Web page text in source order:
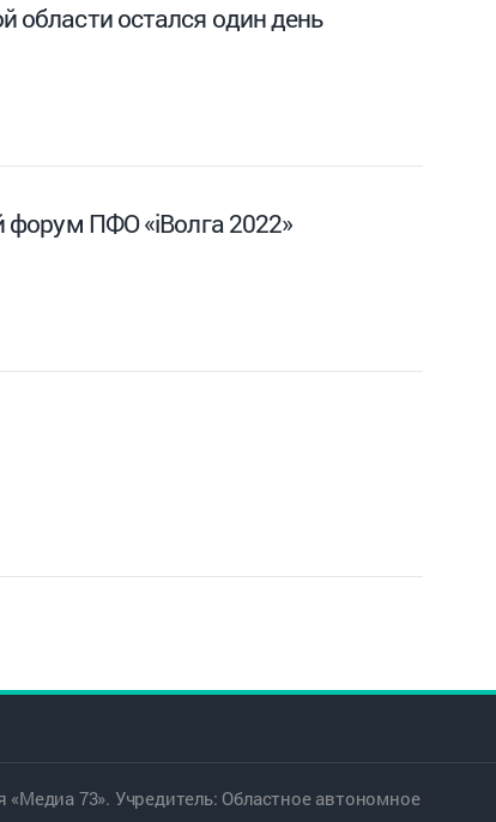
остался один день
форум ПФО «iВолга 2022»
73». Учредитель: Областное автономное